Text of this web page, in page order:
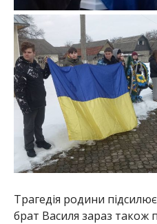
Трагедія родини
брат Василя зараз також